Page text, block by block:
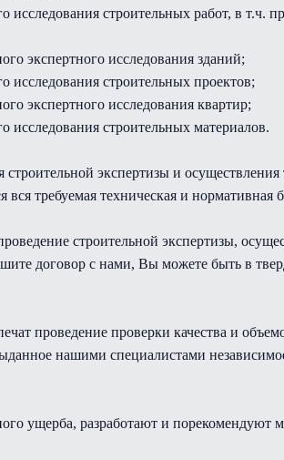
строительных работ, в т.ч.
экспертного исследования зданий;
исследования строительных проектов;
экспертного исследования квартир;
исследования строительных материалов.
экспертизы и
требуемая техническая и нормативная
строительной экспертизы,
договор с нами, Вы можете быть в
проведение проверки качества и
нашими специалистами
ущерба, разработают и